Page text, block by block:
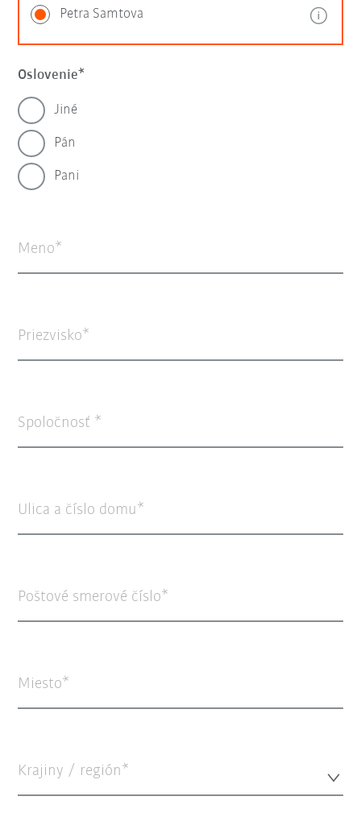
Petra Samtova
Oslovenie
Jiné
Pán
Pani
Meno
Priezvisko
Spoločnosť
Ulica a číslo domu
Poštové smerové číslo
Miesto
Krajiny / región*